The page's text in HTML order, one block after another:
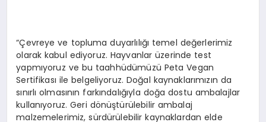
“Çevreye ve topluma duyarlılığı temel değerlerimiz
olarak kabul ediyoruz. Hayvanlar üzerinde test
yapmıyoruz ve bu taahhüdümüzü Peta Vegan
Sertifikası ile belgeliyoruz. Doğal kaynaklarımızın da
sınırlı olmasının farkındalığıyla doğa dostu ambalajlar
kullanıyoruz. Geri dönüştürülebilir ambalaj
malzemelerimiz, sürdürülebilir kaynaklardan elde